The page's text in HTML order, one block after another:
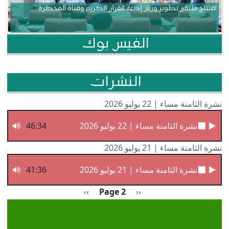
افتتاح ملتقى تطوير ورش إذاعة القرآن الكريم وقناة المحظرة
الفيس بوك
النشرات
نشرة الثامنة مساء | 22 يوليو 2026
نشرة الثامنة مساء | 22 يوليو 2026
46:34
نشرة الثامنة مساء | 21 يوليو 2026
نشرة الثامنة مساء | 21 يوليو 2026
41:36
Previous page
‹‹
Page 2 الصفحة التالية
››